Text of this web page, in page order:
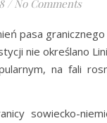
/ No Comments
pasa
nie określano
na fali
sowiecko-